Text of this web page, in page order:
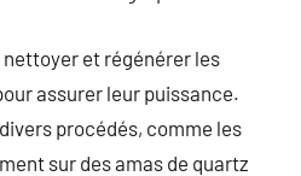
nettoyer et régénérer les
assurer leur puissance.
procédés, comme les
sur des amas de quartz